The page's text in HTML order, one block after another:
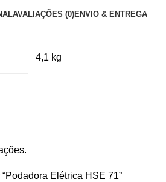
AVALIAÇÕES (0)ENVIO & ENTREGA
4,1 kg
Elétrica HSE 71”